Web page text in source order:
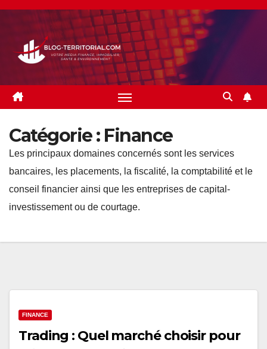
Skip
content
Catégorie : Finance
Les principaux domaines concernés sont les services
bancaires, les placements, la fiscalité, la comptabilité et le
conseil financier ainsi que les entreprises de capital-
investissement ou de courtage.
FINANCE
Trading : Quel marché choisir pour